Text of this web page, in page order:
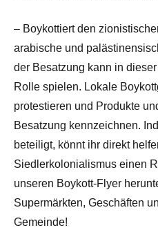
– Boykottiert den
arabische und
der Besatzung kann in
Rolle spielen. Lokale
protestieren und Produkte
Besatzung kennzeichnen.
beteiligt, könnt ihr direkt
Siedlerkolonialismus einen
unseren Boykott-Flyer
Supermärkten, Geschäften
Gemeinde!